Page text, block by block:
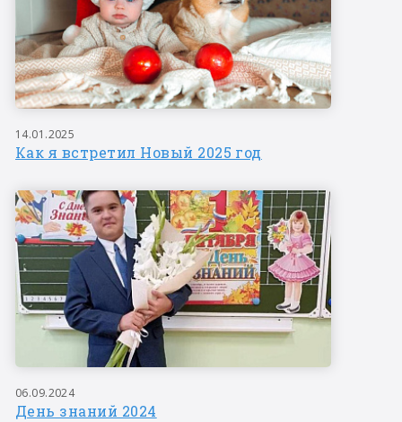
14.01.2025
Как я встретил Новый 2025 год
06.09.2024
День знаний 2024